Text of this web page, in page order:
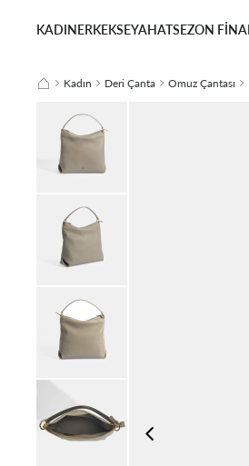
KADINERKEKSEYAHATSEZON
Kadın Deri Çanta Omuz Çantası